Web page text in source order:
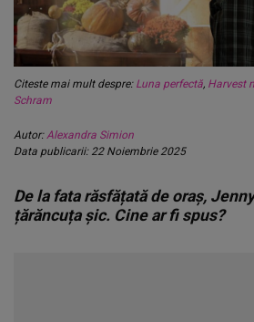
Citeste mai mult despre: Luna perfectă, Harvest
Schram
Autor:Alexandra Simion
Data publicarii: 22 Noiembrie 2025
De la fata răsfățată de oraș,
țărăncuța șic. Cine ar fi spus?